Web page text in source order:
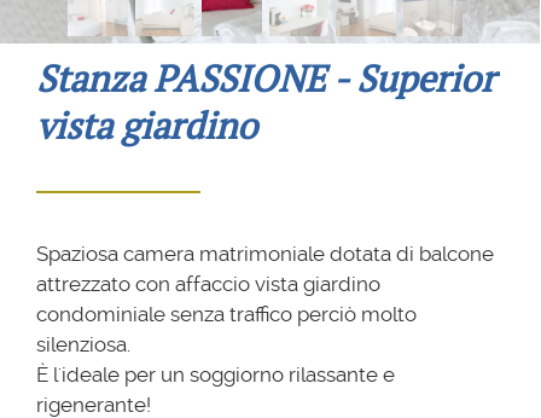
Stanza PASSIONE - Superior
vista giardino
Spaziosa camera matrimoniale dotata di balcone
attrezzato con affaccio vista giardino
condominiale senza traffico perciò molto
silenziosa.
È l'ideale per un soggiorno rilassante e
rigenerante!